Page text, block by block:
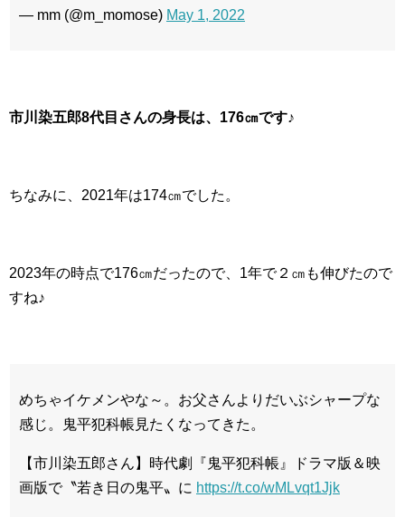
— mm (@m_momose) May 1, 2022
市川染五郎8代目さんの身長は、176㎝です♪
ちなみに、2021年は174㎝でした。
2023年の時点で176㎝だったので、1年で２㎝も伸びたので
すね♪
めちゃイケメンやな～。お父さんよりだいぶシャープな
感じ。鬼平犯科帳見たくなってきた。
【市川染五郎さん】時代劇『鬼平犯科帳』ドラマ版＆映
画版で〝若き日の鬼平〟に https://t.co/wMLvqt1Jjk